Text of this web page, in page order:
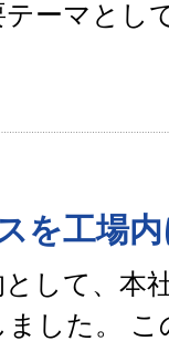
ーマとし
を工場
して、本
した。